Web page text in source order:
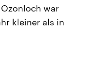
USA
Aktuelle Beiträge,
war
kleiner als in